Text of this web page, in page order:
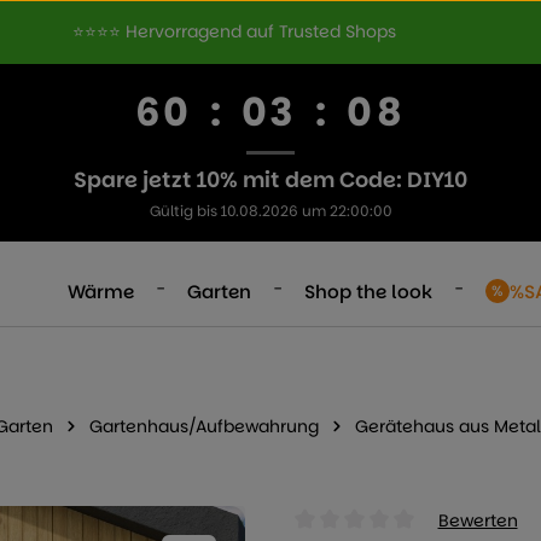
⭐⭐⭐⭐ Hervorragend auf Trusted Shops
60 : 03 : 07
Spare jetzt 10% mit dem Code: DIY10
Gültig bis 10.08.2026 um 22:00:00
Wärme - Garten - Shop the look -
Gartenhaus/Aufbewahrung Gerätehaus aus
Bewerten